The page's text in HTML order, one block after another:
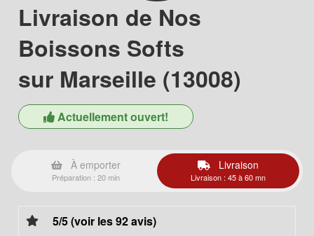
Livraison de Nos
Boissons Softs
sur Marseille (13008)
Actuellement ouvert!
À emporter
Préparation : 20 min
Livraison
Livraison : 45 à 60 mn
5/5 (voir les 92 avis)